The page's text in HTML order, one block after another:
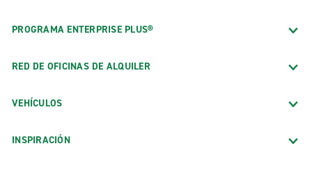
PROGRAMA ENTERPRISE PLUS®
RED DE OFICINAS DE ALQUILER
VEHÍCULOS
INSPIRACIÓN